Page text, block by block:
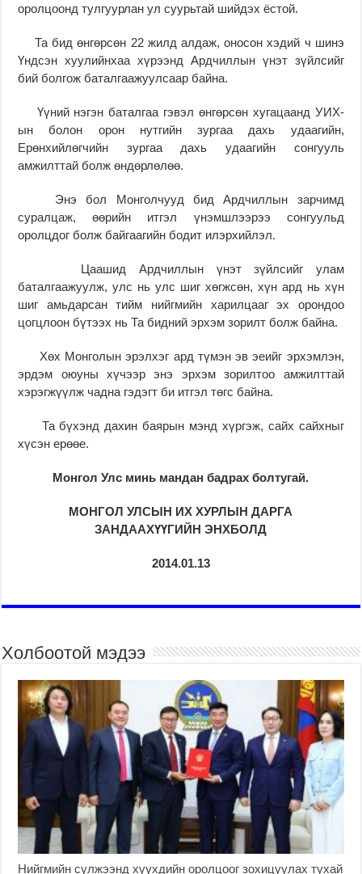
оролцоонд тулгуурлан ул суурьтай шийдэх ёстой.
Та бид өнгөрсөн 22 жилд алдаж, оносон хэдий ч шинэ
Үндсэн хуулийнхаа хүрээнд Ардчиллын үнэт зүйлсийг
бий болгож баталгаажуулсаар байна.
Үүний нэгэн баталгаа гэвэл өнгөрсөн хугацаанд УИХ-
ын болон орон нутгийн зургаа дахь удаагийн,
Ерөнхийлөгчийн зургаа дахь удаагийн сонгууль
амжилттай болж өндөрлөлөө.
Энэ бол Монголчууд бид Ардчиллын зарчимд
суралцаж, өөрийн итгэл үнэмшлээрээ сонгуульд
оролцдог болж байгаагийн бодит илэрхийлэл.
Цаашид Ардчиллын үнэт зүйлсийг улам
баталгаажуулж, улс нь улс шиг хөгжсөн, хүн ард нь хүн
шиг амьдарсан тийм нийгмийн харилцааг эх орондоо
цогцлоон бүтээх нь Та бидний эрхэм зорилт болж байна.
Хөх Монголын эрэлхэг ард түмэн эв эеийг эрхэмлэн,
эрдэм оюуны хүчээр энэ эрхэм зорилтоо амжилттай
хэрэгжүүлж чадна гэдэгт би итгэл төгс байна.
Та бүхэнд дахин баярын мэнд хүргэж, сайх сайхныг
хүсэн ерөөе.
Монгол Улс минь мандан бадрах болтугай.
МОНГОЛ УЛСЫН ИХ ХУРЛЫН ДАРГА
ЗАНДААХҮҮГИЙН ЭНХБОЛД
2014.01.13
Холбоотой мэдээ
Нийгмийн сүлжээнд хүүхдийн оролцоог зохицуулах тухай